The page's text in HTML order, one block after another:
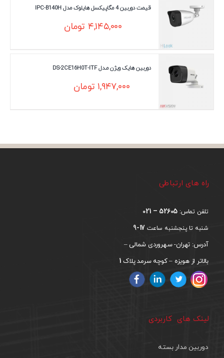
قیمت دوربین 4 مگاپیکسل هایلوک مدل IPC-B140H
۴,۱۴۵,۰۰۰ تومان
دوربین هایک ویژن مـدل DS-2CE16H0T-ITF
۱,۹۴۷,۰۰۰ تومان
راه های ارتباطی
تلفن تماس: 52605 – 021
شنبه تا پنجشنبه ساعت 17-9
آدرس: تهران- سهروردی شمالی –
بالاتر از هویزه – کوچه سرمد پلاک 1
لینک های کاربردی
دوربین مدار بسته